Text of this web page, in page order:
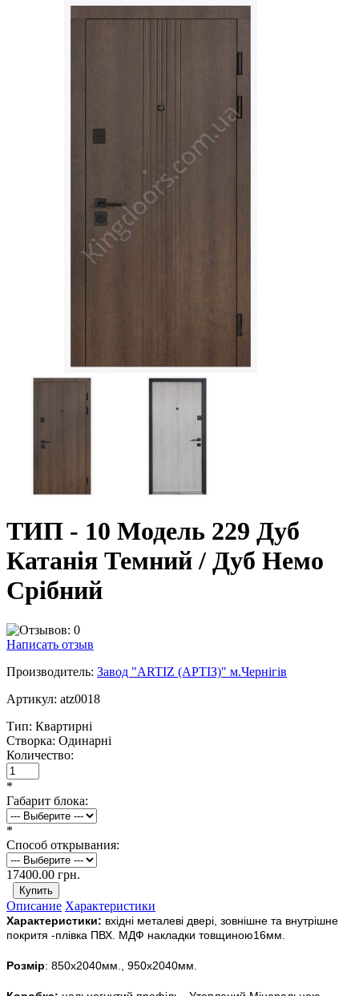
ТИП - 10 Модель 229 Дуб
Катанія Темний / Дуб Немо
Срібний
Написать отзыв
Производитель: Завод "ARTIZ (АРТІЗ)" м.Чернігів
Артикул: atz0018
Тип: Квартирні
Створка: Одинарні
Количество:
*
Габарит блока:
*
Способ открывания:
17400.00 грн.
Описание Характеристики
Характеристики: вхідні металеві двері, зовнішне та внутрішне
покритя -плівка ПВХ. МДФ накладки товщиною16мм.
Розмір: 850х2040мм., 950х2040мм.